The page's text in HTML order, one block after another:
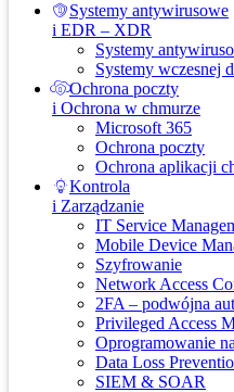
Systemy antywirusowe
i EDR – XDR
Systemy
Systemy wczesnej
Ochrona poczty
i Ochrona w chmurze
Microsoft 365
Ochrona poczty
Ochrona aplikacji
Kontrola
i Zarządzanie
IT Service
Mobile Device
Szyfrowanie
Network Access
2FA – podwójna
Privileged Access
Oprogramowanie
Data Loss
SIEM & SOAR